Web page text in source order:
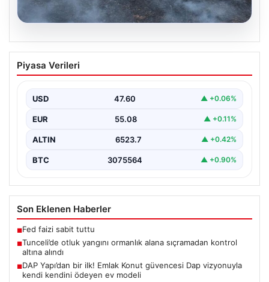
Tunceli’de otluk yangını ormanlık alana
sıçramadan kontrol altına alındı
arasında bulunan otlaklık bölgede henüz
belirlenemeyen bir nedenle…
Piyasa Verileri
USD 47.60 ▲ +0.06%
EUR 55.08 ▲ +0.11%
ALTIN 6523.7 ▲ +0.42%
BTC 3075564 ▲ +0.90%
Son Eklenen Haberler
■Fed faizi sabit tuttu
■Tunceli’de otluk yangını ormanlık alana sıçramadan kontrol
altına alındı
■DAP Yapı’dan bir ilk! Emlak Konut güvencesi Dap vizyonuyla
kendi kendini ödeyen ev modeli